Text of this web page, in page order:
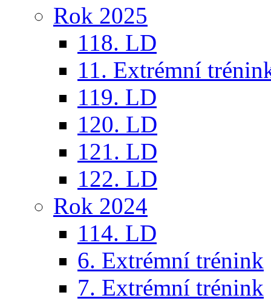
Rok 2025
118. LD
11. Extrémní
119. LD
120. LD
121. LD
122. LD
Rok 2024
114. LD
6. Extrémní trénink
7. Extrémní trénink